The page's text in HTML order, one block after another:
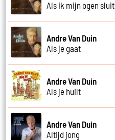
Als ik mijn ogen sluit
Andre Van Duin
Als je gaat
Andre Van Duin
Als je huilt
Andre Van Duin
Altijd jong